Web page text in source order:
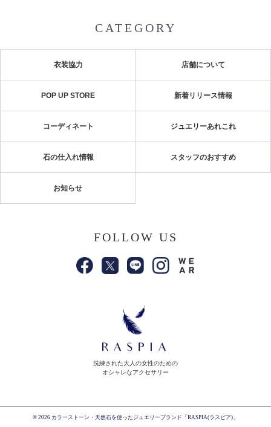
CATEGORY
衣装協力 店舗について
POP UP STORE 新着リリース情報
コーディネート ジュエリーあれこれ
石の仕入れ情報 スタッフのおすすめ
お知らせ
洗練された大人の女性のための
オシャレなアクセサリー
FOLLOW US
© 2026 カラーストーン・天然石を使ったジュエリーブランド「RASPIA(ラスピア)」